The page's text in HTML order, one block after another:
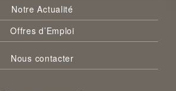
Notre Actualité
Offres d’Emploi
Nous contacter